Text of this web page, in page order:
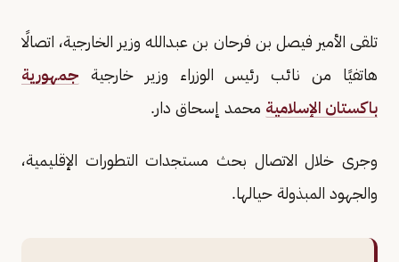
تلقى الأمير فيصل بن فرحان بن عبدالله وزير الخارجية، اتصالًا
هاتفيًا من نائب رئيس الوزراء وزير خارجية جمهورية
باكستان الإسلامية محمد إسحاق دار.
وجرى خلال الاتصال بحث مستجدات التطورات الإقليمية،
والجهود المبذولة حيالها.